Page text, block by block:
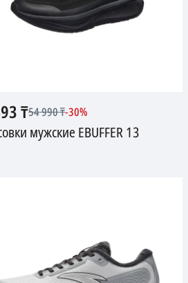
₸54 990₸-30%
мужские EBUFFER 13